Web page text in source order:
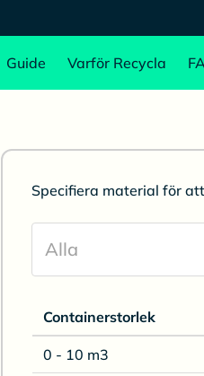
Guide Varför Recycla
Specifiera material för
Containerstorlek
0 - 10 m3